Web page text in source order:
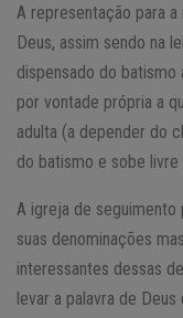
A representação para
Deus, assim sendo na
dispensado do
por vontade própria a
adulta (a depender do
do batismo e sobe
A igreja de
suas denominações
interessantes dessas
levar a palavra de